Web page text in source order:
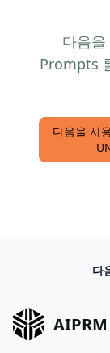
다음을
Prompts
다음을 사
다
AIPRM